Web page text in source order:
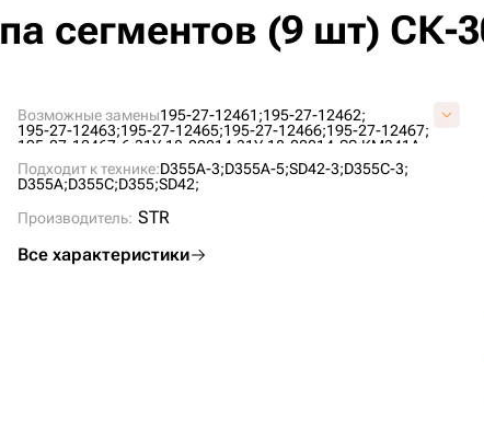
сегментов (9 шт) СК-
Возможные замены195-27-12461;195-27-12462;
195-27-12463;195-27-12465;195-27-12466;195-27-12467;
195-27-12467-6;31Y-18-00014;31Y-18-00014-SS;KM341A;
S02D044TA127;
S4035200M03;S4035500M00; US260K127;
Подходит к технике:D355A-3;D355A-5;SD42-3;D355C-3;
D355A;D355C;D355;SD42;
Производитель: STR
Все характеристики